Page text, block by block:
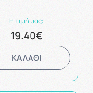
Η τιμή μας:
19.40€
ΚΑΛΑΘΙ